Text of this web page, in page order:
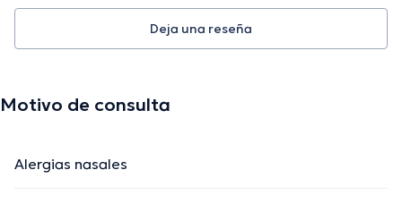
Deja una reseña
Motivo de consulta
Alergias nasales